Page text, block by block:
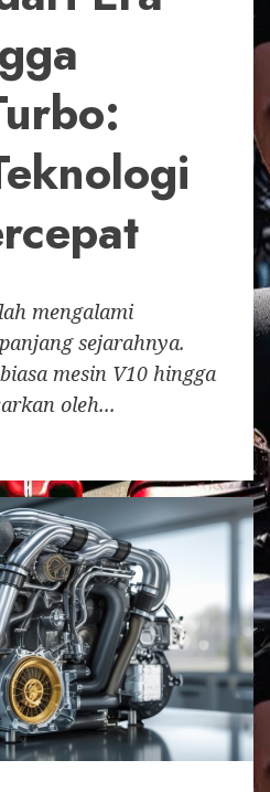
mengalami
sejarahnya.
mesin V10 hingga
oleh...